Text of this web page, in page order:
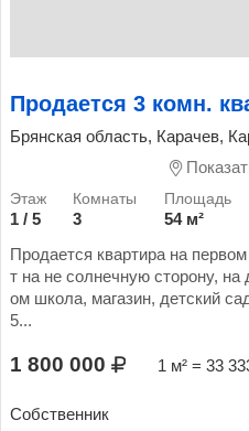
Продается 3 комн.
Брянская область, Карачев,
1 / 5 3
54 м²
Продается квартира на
т на не солнечную сторону, на
ом школа, магазин, детский
5...
1 800 000 1 м² = 33
Собственник